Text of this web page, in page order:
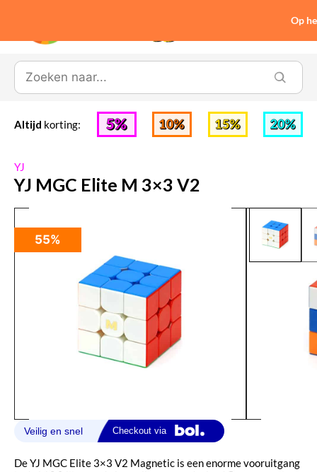
0
Altijd korting:
De YJ MGC Elite 3×3 V2 Magnetic is een enorme vooruitgang
YJ
YJ MGC Elite M 3×3 V2
55%
Op